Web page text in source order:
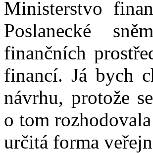
Ministerstvo
Poslanecké
finančních
financí. Já bych
návrhu, protože
o tom
určitá forma